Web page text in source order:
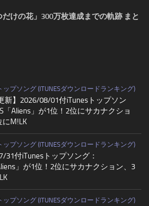
だけの花」300万枚達成までの軌跡 まと
ップソング (ITUNESダウンロードランキング)
新】2026/08/01付iTunesトップソン
「Aliens」が1位！2位にサカナクショ
にM!LK
ップソング (ITUNESダウンロードランキング)
31付iTunesトップソング：
」が1位！2位にサカナクション、3
ップソング (ITUNESダウンロードランキング)